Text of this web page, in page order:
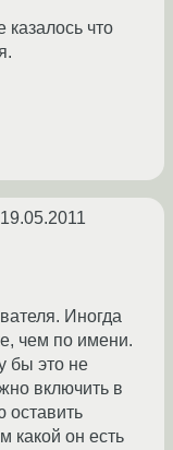
что
19.05.2011
Иногда
чем по имени.
бы это не
включить в
оставить
какой он есть